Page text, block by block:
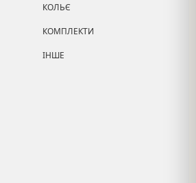
КОЛЬЄ
КОМПЛЕКТИ
ІНШЕ